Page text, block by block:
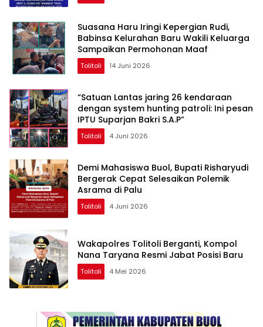
Suasana Haru Iringi Kepergian Rudi,
Babinsa Kelurahan Baru Wakili Keluarga
Sampaikan Permohonan Maaf
Tolitoli 14 Juni 2026
“Satuan Lantas jaring 26 kendaraan
dengan system hunting patroli: Ini pesan
IPTU Suparjan Bakri S.A.P”
Tolitoli 4 Juni 2026
Demi Mahasiswa Buol, Bupati Risharyudi
Bergerak Cepat Selesaikan Polemik
Asrama di Palu
Tolitoli 4 Juni 2026
Wakapolres Tolitoli Berganti, Kompol
Nana Taryana Resmi Jabat Posisi Baru
Tolitoli 4 Mei 2026